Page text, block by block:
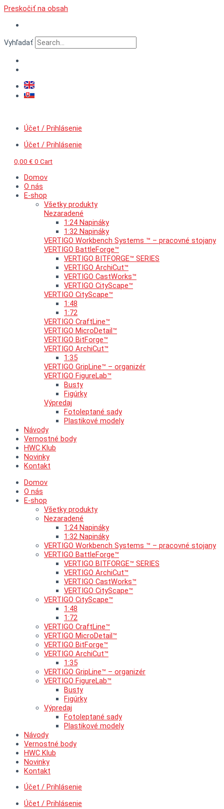
Preskočiť na obsah
Vyhľadať
Účet / Prihlásenie
Účet / Prihlásenie
0,00 € 0 Cart
Domov
O nás
E-shop
Všetky produkty
Nezaradené
1:24 Napináky
1:32 Napináky
VERTIGO Workbench Systems ™ – pracovné stojany
VERTIGO BattleForge™
VERTIGO BITFORGE™ SERIES
VERTIGO ArchiCut™
VERTIGO CastWorks™
VERTIGO CityScape™
VERTIGO CityScape™
1:48
1:72
VERTIGO CraftLine™
VERTIGO MicroDetail™
VERTIGO BitForge™
VERTIGO ArchiCut™
1:35
VERTIGO GripLine™ – organizér
VERTIGO FigureLab™
Busty
Figúrky
Výpredaj
Fotoleptané sady
Plastikové modely
Návody
Vernostné body
HWC Klub
Novinky
Kontakt
Domov
O nás
E-shop
Všetky produkty
Nezaradené
1:24 Napináky
1:32 Napináky
VERTIGO Workbench Systems ™ – pracovné stojany
VERTIGO BattleForge™
VERTIGO BITFORGE™ SERIES
VERTIGO ArchiCut™
VERTIGO CastWorks™
VERTIGO CityScape™
VERTIGO CityScape™
1:48
1:72
VERTIGO CraftLine™
VERTIGO MicroDetail™
VERTIGO BitForge™
VERTIGO ArchiCut™
1:35
VERTIGO GripLine™ – organizér
VERTIGO FigureLab™
Busty
Figúrky
Výpredaj
Fotoleptané sady
Plastikové modely
Návody
Vernostné body
HWC Klub
Novinky
Kontakt
Účet / Prihlásenie
Účet / Prihlásenie